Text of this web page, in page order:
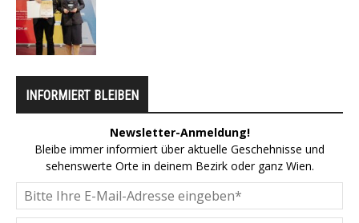
INFORMIERT BLEIBEN
Newsletter-Anmeldung!
Bleibe immer informiert über aktuelle Geschehnisse und
sehenswerte Orte in deinem Bezirk oder ganz Wien.